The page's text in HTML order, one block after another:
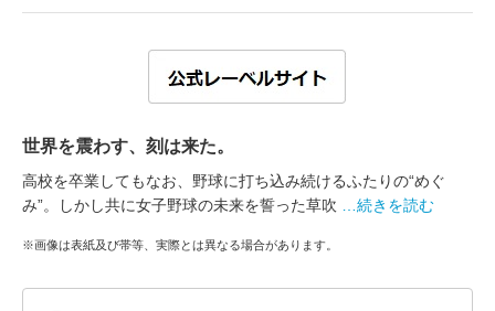
世界を震わす、刻は来た。
高校を卒業してもなお、野球に打ち込み続けるふたりの“めぐ
み”。しかし共に女子野球の未来を誓った草吹
…続きを読む
※画像は表紙及び帯等、実際とは異なる場合があります。